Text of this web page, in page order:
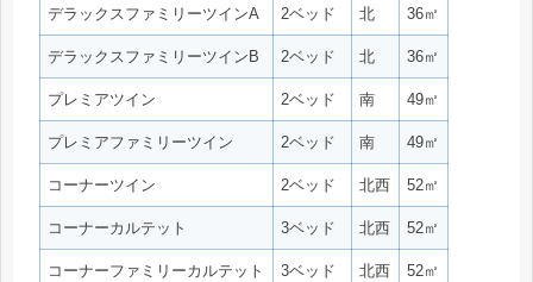
デラックスファミリーツインA 2ベッド 北 36㎡
デラックスファミリーツインB 2ベッド 北 36㎡
プレミアツイン 2ベッド 南 49㎡
プレミアファミリーツイン 2ベッド 南 49㎡
コーナーツイン 2ベッド 北西 52㎡
コーナーカルテット 3ベッド 北西 52㎡
コーナーファミリーカルテット 3ベッド 北西 52㎡